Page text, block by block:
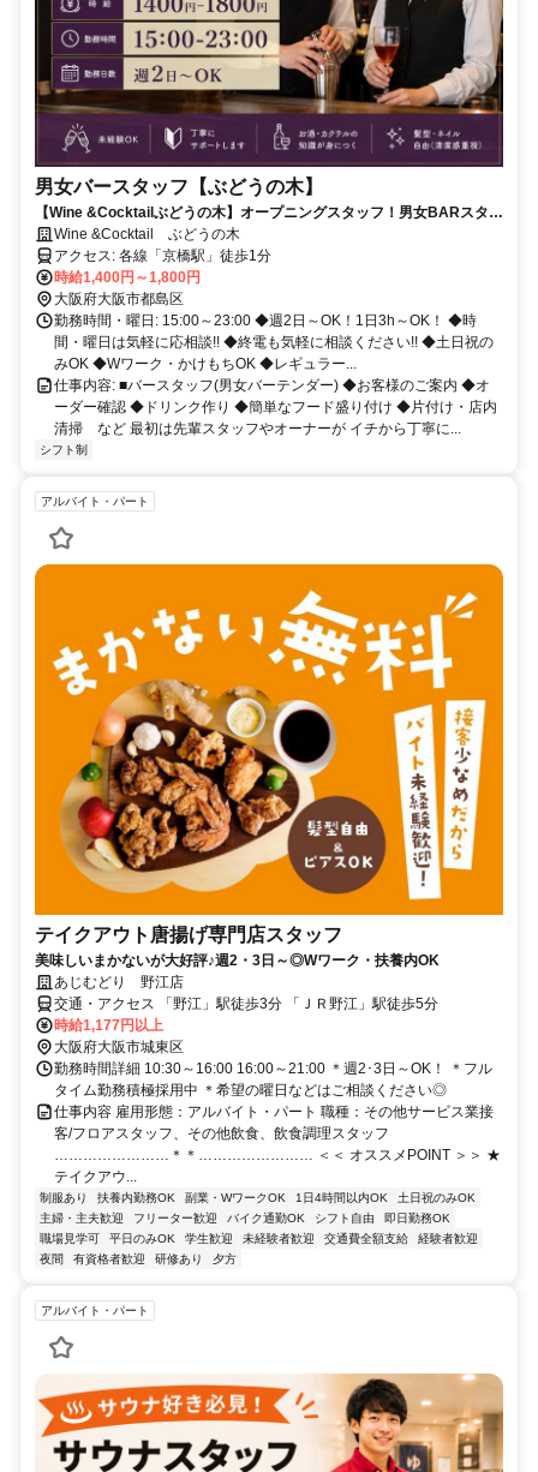
男女バースタッフ【ぶどうの木】
【Wine &Cocktailぶどうの木】オープニングスタッフ！男女BARスタッ
フ！15:00～OPEN！でシフト自由！
Wine &Cocktail ぶどうの木
アクセス: 各線「京橋駅」徒歩1分
時給1,400円～1,800円
大阪府大阪市都島区
勤務時間・曜日: 15:00～23:00 ◆週2日～OK！1日3h～OK！ ◆時
間・曜日は気軽に応相談!! ◆終電も気軽に相談ください!! ◆土日祝の
みOK ◆Wワーク・かけもちOK ◆レギュラー...
仕事内容: ■バースタッフ(男女バーテンダー) ◆お客様のご案内 ◆オ
ーダー確認 ◆ドリンク作り ◆簡単なフード盛り付け ◆片付け・店内
清掃 など 最初は先輩スタッフやオーナーが イチから丁寧に...
シフト制
アルバイト・パート
テイクアウト唐揚げ専門店スタッフ
美味しいまかないが大好評♪週2・3日～◎Wワーク・扶養内OK
あじむどり 野江店
交通・アクセス 「野江」駅徒歩3分 「ＪＲ野江」駅徒歩5分
時給1,177円以上
大阪府大阪市城東区
勤務時間詳細 10:30～16:00 16:00～21:00 ＊週2･3日～OK！ ＊フル
タイム勤務積極採用中 ＊希望の曜日などはご相談ください◎
仕事内容 雇用形態：アルバイト・パート 職種：その他サービス業接
客/フロアスタッフ、その他飲食、飲食調理スタッフ
……………………＊＊…………………… ＜＜ オススメPOINT ＞＞ ★
テイクアウ...
制服あり 扶養内勤務OK 副業・WワークOK 1日4時間以内OK
土日祝のみOK
主婦・主夫歓迎
フリーター歓迎 バイク通勤OK シフト自由
即日勤務OK
職場見学可
平日のみOK 学生歓迎 未経験者歓迎 交通費全額支給
経験者歓迎
夜間
有資格者歓迎 研修あり 夕方
アルバイト・パート